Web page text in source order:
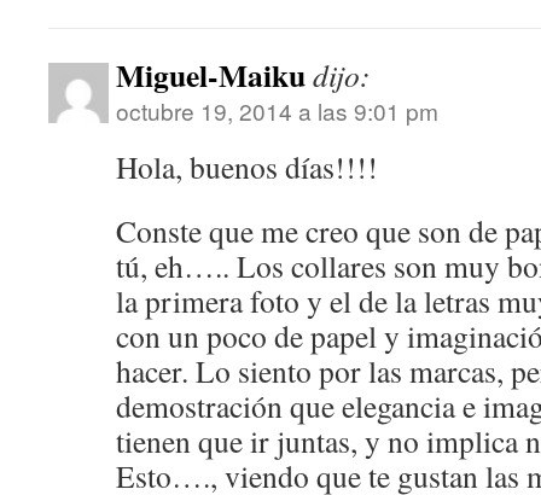
Miguel-Maikudijo:
octubre 19, 2014 a las 9:01 pm
Hola, buenos días!!!!
Conste que me creo que son de
tú, eh….. Los collares son muy
la primera foto y el de la letras
con un poco de papel y
hacer. Lo siento por las marcas,
demostración que elegancia e
tienen que ir juntas, y no implica
Esto…., viendo que te gustan las